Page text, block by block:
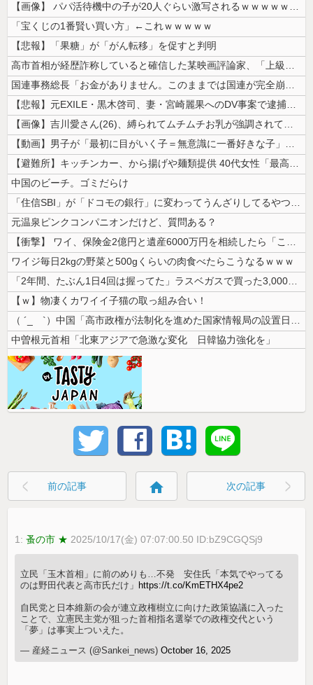
【画像】 パパ活待機中の子が20人ぐらい激写されるｗｗｗｗｗｗｗｗｗｗ...
「宝くじの1番賢い買い方」←これｗｗｗｗｗ
【悲報】「果糖」が「がん転移」を促すと判明
高市首相が経歴詐称していると確信した某映画評論家、「上級公務員試験に合...
国連事務総長「お金がありません。このままでは国連が完全崩壊します。助け...
【悲報】元EXILE・黒木啓司、妻・宮崎麗果へのDV事案で逮捕されてい...
【画像】吉川愛さん(26)、縛られてムチムチお乳が強調されてしまう
【動画】男子が「最初に目がいく子＝無意識に一番好きな子」という恋愛心理...
【避難所】キッチンカー、から揚げや麺類提供 40代女性「最高、パン中心...
中国のビーチ。ゴミだらけ
「住信SBI」が「ドコモの銀行」に変わってうんざりしてるやつｗｗｗｗｗ...
元温泉ピンクコンパニオンだけど、質問ある？
【衝撃】 ワイ、保険金2億円と遺産6000万円を相続したら「こう」なっ...
ワイジ毎日2kgの野菜と500gくらいの肉食べたらこうなるｗｗｗ
「2年間、たぶん1日4回は握ってた」ラスベガスで買った3,000円のキ...
【ｗ】物凄くカワイイ子猫の取っ組み合い！
（ ´_ゝ`）中国「高市政権が法制化を進めた国家情報局の設置日が7月3...
中曽根元首相「北東アジアで急激な変化 日韓協力強化を」
前の記事 home 次の記事
1:蚤の市 ★ 2025/10/17(金) 07:07:00.50 ID:bZ9CGQSj9
立民「玉木首相」に前のめりも…不発 安住氏「本気でやってる
のは野田代表と高市氏だけ」 https://t.co/KmETHX4pe2
自民党と日本維新の会が連立政権樹立に向けた政策協議に入った
ことで、立憲民主党が狙った首相指名選挙での政権交代という
「夢」は事実上ついえた。
— 産経ニュース (@Sankei_news)October 16, 2025